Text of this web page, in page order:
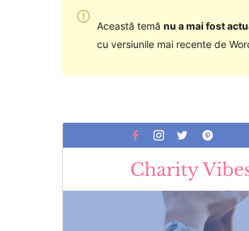
Această temă nu a mai fost
cu versiunile mai recente de